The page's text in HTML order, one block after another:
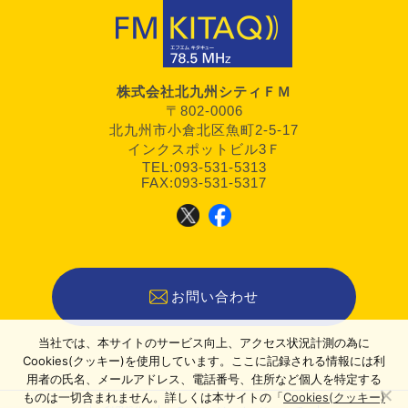
株式会社北九州シティＦＭ
〒802-0006
北九州市小倉北区魚町2-5-17
インクスポットビル3Ｆ
TEL:093-531-5313
FAX:093-531-5317
お問い合わせ
当社では、本サイトのサービス向上、アクセス状況計測の為に
Cookies(クッキー)を使用しています。ここに記録される情報には利
用者の氏名、メールアドレス、電話番号、住所など個人を特定する
ものは一切含まれません。詳しくは本サイトの「Cookies(クッキー)